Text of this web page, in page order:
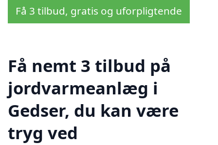
Få 3 tilbud, gratis og uforpligtende
Få nemt 3 tilbud på
jordvarmeanlæg i
Gedser, du kan være
tryg ved